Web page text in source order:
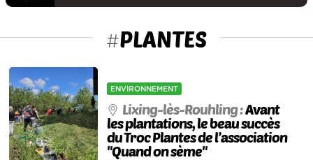
#PLANTES
ENVIRONNEMENT
Lixing-lès-Rouhling :Avant
les plantations, le beau succès
du Troc Plantes de l’association
"Quand on sème"